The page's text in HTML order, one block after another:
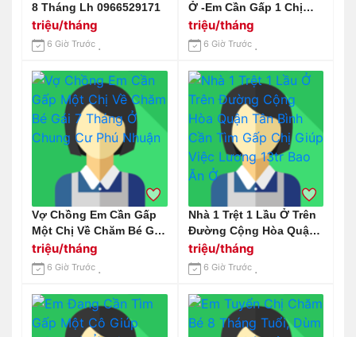
8 Tháng Lh 0966529171
triệu/tháng
6 Giờ Trước
Ở -Em Cần Gấp 1 Chị
Chăm Bé 9 Tháng Ở
Trên Đường Tô Hiến
Thành Q10 Ạ
triệu/tháng
6 Giờ Trước
Vợ Chồng Em Cần Gấp
Một Chị Về Chăm Bé Gái
7 Tháng Ở Chung Cư
Phú Nhuận
triệu/tháng
6 Giờ Trước
Nhà 1 Trệt 1 Lầu Ở Trên
Đường Cộng Hòa Quận
Tân Bình Cần Tìm Gấp
Chị Giúp Việc Lương
13tr Bao Ăn Ở
triệu/tháng
6 Giờ Trước